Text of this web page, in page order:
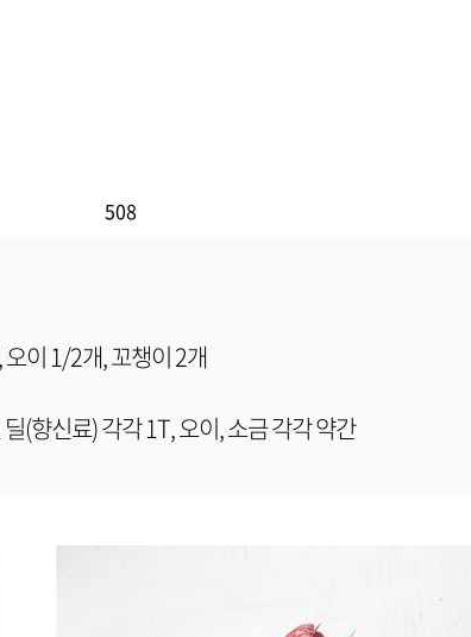
508
이 1/2개, 꼬챙이 2개
(향신료) 각각 1T, 오이, 소금 각각 약간